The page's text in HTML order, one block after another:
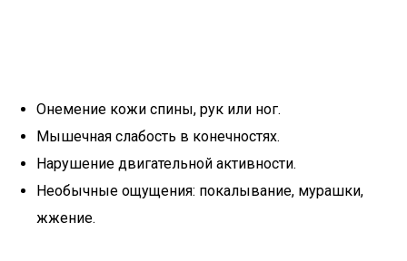
Онемение кожи спины, рук или ног.
Мышечная слабость в конечностях.
Нарушение двигательной активности.
Необычные ощущения: покалывание, мурашки,
жжение.